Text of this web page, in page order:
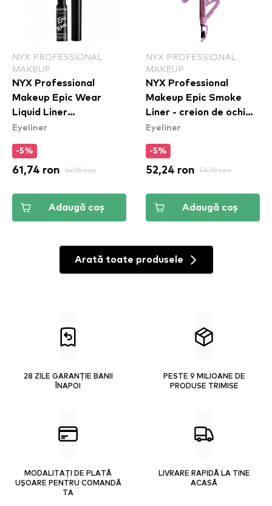
NYX PROFESSIONAL
MAKEUP
NYX Professional
Makeup Epic Wear
Liquid Liner
Waterproof - Yellow
Eyeliner
-5%
61,74 ron 64,99 ron
Adaugă coș
NYX PROFESSIONAL
MAKEUP
NYX Professional
Makeup Epic Smoke
Liner - creion de ochi
Rose Dust (ESL04)
Eyeliner
-5%
52,24 ron 54,99 ron
Adaugă coș
Arată toate produsele
28 ZILE GARANȚIE BANII
ÎNAPOI
PESTE 9 MILIOANE DE
PRODUSE TRIMISE
MODALITAȚI DE PLATĂ
UȘOARE PENTRU COMANDĂ
TA
LIVRARE RAPIDĂ LA TINE
ACASĂ